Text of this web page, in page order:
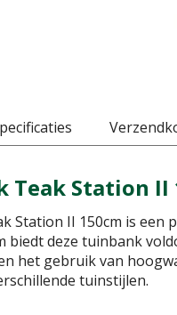
Teak Station II
Station II 150cm is
biedt deze tuinbank
het gebruik van
tuinstijlen.